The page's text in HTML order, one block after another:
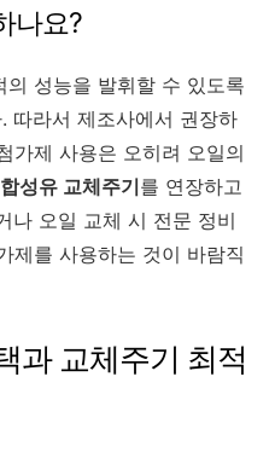
나요?
의 성능을 발휘할 수 있도록
따라서 제조사에서 권장하
가제 사용은 오히려 오일의
합성유 교체주기를 연장하고
나 오일 교체 시 전문 정비
제를 사용하는 것이 바람직
과 교체주기 최적